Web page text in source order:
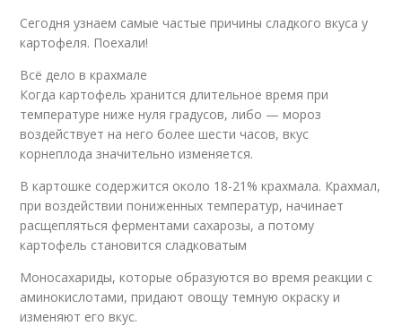
Сегодня узнаем самые частые причины сладкого вкуса у
картофеля. Поехали!
Всё дело в крахмале
Когда картофель хранится длительное время при
температуре ниже нуля градусов, либо — мороз
воздействует на него более шести часов, вкус
корнеплода значительно изменяется.
В картошке содержится около 18-21% крахмала. Крахмал,
при воздействии пониженных температур, начинает
расщепляться ферментами сахарозы, а потому
картофель становится сладковатым
Моносахариды, которые образуются во время реакции с
аминокислотами, придают овощу темную окраску и
изменяют его вкус.